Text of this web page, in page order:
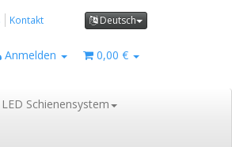
Deutsch
Kontakt
Anmelden 0,00 €
LED Schienensystem